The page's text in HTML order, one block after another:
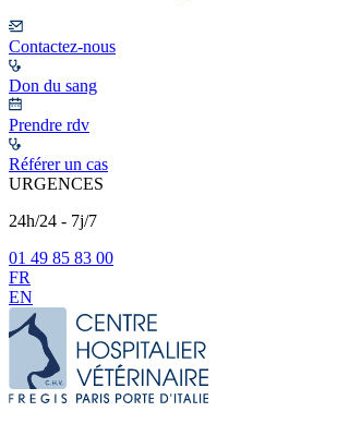
Contactez-nous
Don du sang
Prendre rdv
Référer un cas
URGENCES
24h/24 - 7j/7
01 49 85 83 00
FR
EN